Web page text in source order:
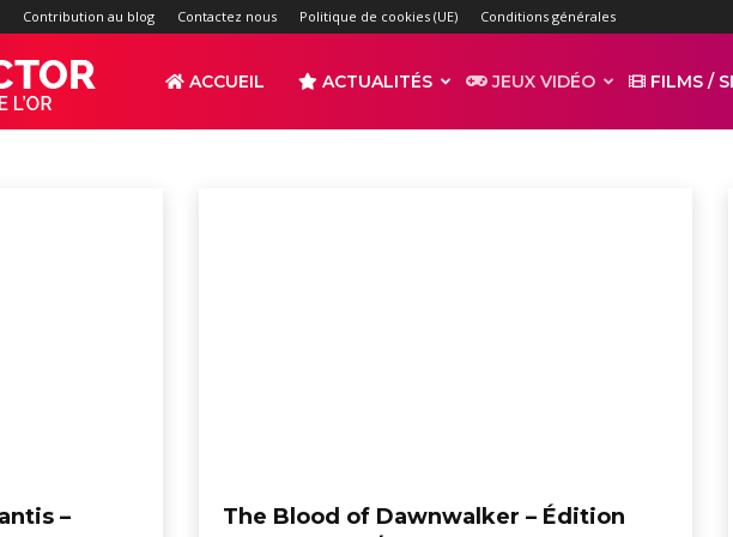
Contribution au blog Contactez nous Politique de cookies (UE) Conditions générales
ACCUEIL ACTUALITÉS JEUX VIDÉO FILMS /
–
The Blood of Dawnwalker – Édition